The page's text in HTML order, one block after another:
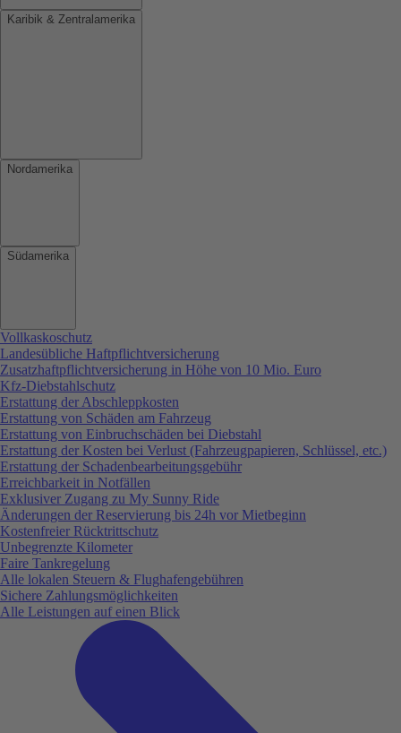
Karibik & Zentralamerika
Nordamerika
Südamerika
Vollkaskoschutz
Landesübliche Haftpflichtversicherung
Zusatzhaftpflichtversicherung in Höhe von 10 Mio. Euro
Kfz-Diebstahlschutz
Erstattung der Abschleppkosten
Erstattung von Schäden am Fahrzeug
Erstattung von Einbruchschäden bei Diebstahl
Erstattung der Kosten bei Verlust (Fahrzeugpapieren, Schlüssel, etc.)
Erstattung der Schadenbearbeitungsgebühr
Erreichbarkeit in Notfällen
Exklusiver Zugang zu My Sunny Ride
Änderungen der Reservierung bis 24h vor Mietbeginn
Kostenfreier Rücktrittschutz
Unbegrenzte Kilometer
Faire Tankregelung
Alle lokalen Steuern & Flughafengebühren
Sichere Zahlungsmöglichkeiten
Alle Leistungen auf einen Blick